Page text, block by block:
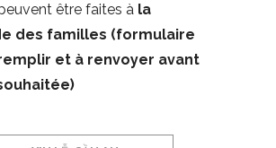
être faites à la
des familles (formulaire
et à renvoyer avant